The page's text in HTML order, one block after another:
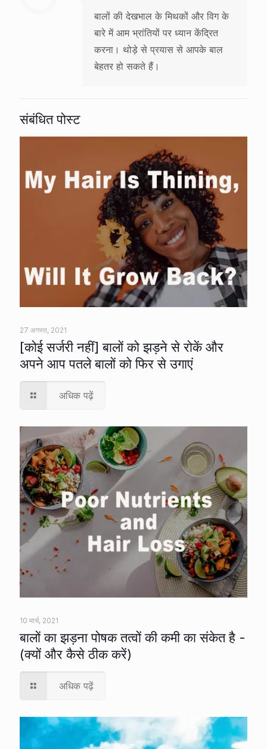
बालों की देखभाल के मिथकों और विग के
बारे में आम भ्रांतियों पर ध्यान केंद्रित
करना। थोड़े से प्रयास से आपके बाल
बेहतर हो सकते हैं।
संबंधित पोस्ट
27 अगस्त, 2021
[कोई सर्जरी नहीं] बालों को झड़ने से रोकें और
अपने आप पतले बालों को फिर से उगाएं
अधिक पढ़ें
10 मार्च, 2021
बालों का झड़ना पोषक तत्वों की कमी का संकेत है -
(क्यों और कैसे ठीक करें)
अधिक पढ़ें